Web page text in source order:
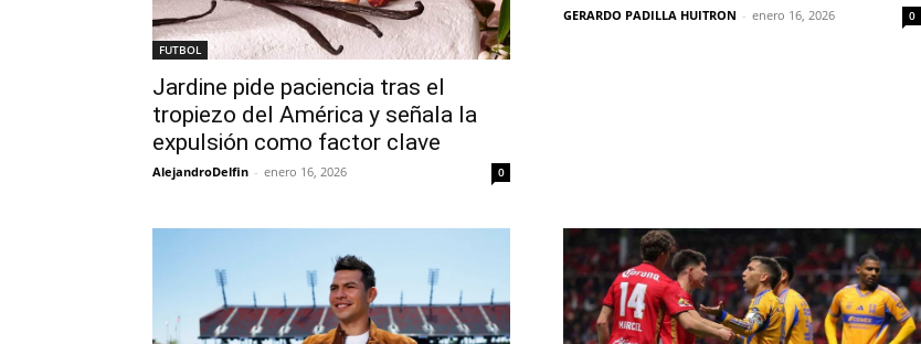
FUTBOL
Jardine pide paciencia tras el
tropiezo del América y señala la
expulsión como factor clave
AlejandroDelfin - enero 16, 2026 0
GERARDO PADILLA HUITRON - enero 16, 2026 0